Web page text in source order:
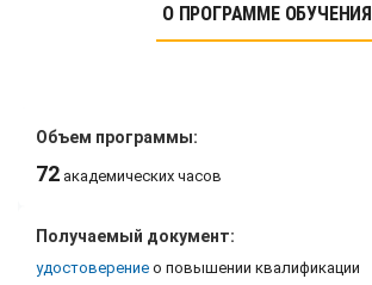
О ПРОГРАММЕ ОБУЧЕНИЯ
Объем программы:
72 академических часов
Получаемый документ:
удостоверение о повышении квалификации